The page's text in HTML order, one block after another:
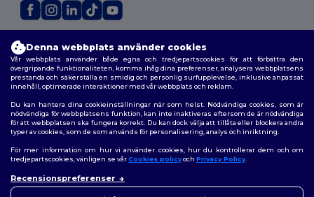
Allmänna Villkor
|Anpassad policy
|Karta över webbplatsen
Denna webbplats använder cookies
Vår webbplats använder både egna och tredjepartscookies för att förbättra den
övergripande funktionaliteten, komma ihåg dina preferenser, analysera webbplatsens
prestanda och säkerställa en smidig och personlig surfupplevelse, inklusive anpassat
innehåll, optimerade interaktioner med vår webbplats och reklam.
Du kan hantera dina cookieinställningar när som helst. Nödvändiga cookies, som är
nödvändiga för webbplatsens funktion, kan inte inaktiveras eftersom de är nödvändiga
för att webbplatsen ska fungera korrekt. Du kan dock välja att tillåta eller blockera andra
typer av cookies, som de som används för personalisering, analys och inriktning.
För mer information om hur vi använder cookies, hur du kontrollerar dem och om
tredjepartscookies, vänligen se vårCookies policyoch Privacy Policy.
Recensionspreferenser